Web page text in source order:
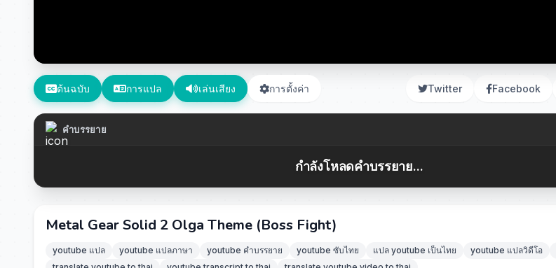
ต้นฉบับ การแปล เล่นเสียง การตั้งค่า Twitter Facebook
คำบรรยาย
กำลังโหลดคำบรรยาย...
Metal Gear Solid 2 Olga Theme (Boss Fight)
youtube แปล youtube แปลภาษา youtube คำบรรยาย youtube ซับไทย แปล youtube เป็นไทย youtube แปลวิดีโอ